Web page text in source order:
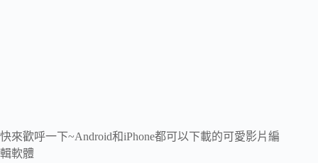
快來歡呼一下~Android和iPhone都可以下載的可愛影片編
輯軟體